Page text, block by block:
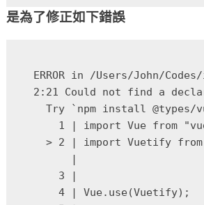
是為了修正如下錯誤
ERROR in /Users/John/
2:21 Could not find a
Try `npm install @types/
1 | import Vue from
> 2 | import Vuetify
|
    3 |
    4 | Vue.use(Vuetify);